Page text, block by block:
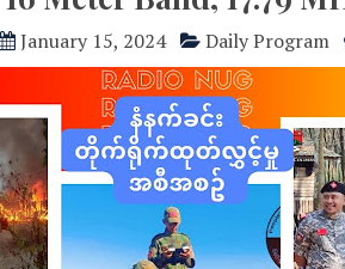
January 15, 2024 Daily Program